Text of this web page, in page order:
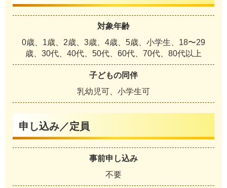
対象年齢
0歳、1歳、2歳、3歳、4歳、5歳、小学生、18〜29
歳、30代、40代、50代、60代、70代、80代以上
子どもの同伴
乳幼児可、小学生可
申し込み／定員
事前申し込み
不要